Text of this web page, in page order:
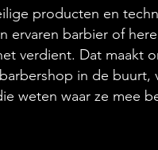
producten en
ervaren barbier of
verdient. Dat maakt
in de buurt,
weten waar ze mee